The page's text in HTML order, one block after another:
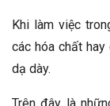
Khi làm việc
các hóa chất
dạ dày.